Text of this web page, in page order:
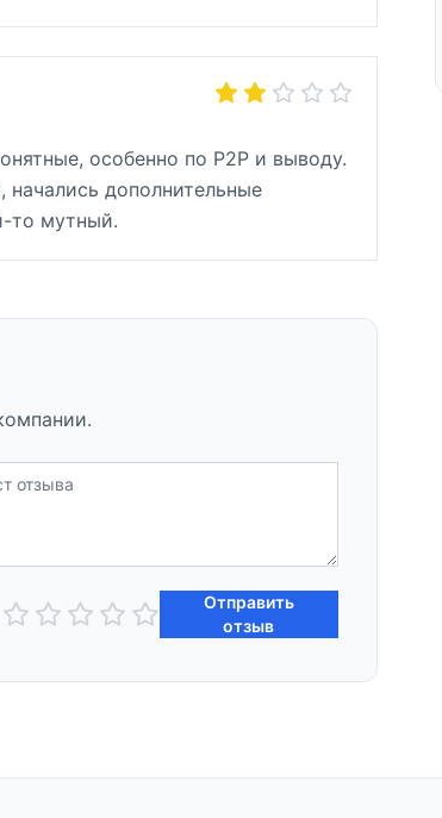
особенно по P2P и выводу.
начались дополнительные
то мутный.
Отправить
отзыв